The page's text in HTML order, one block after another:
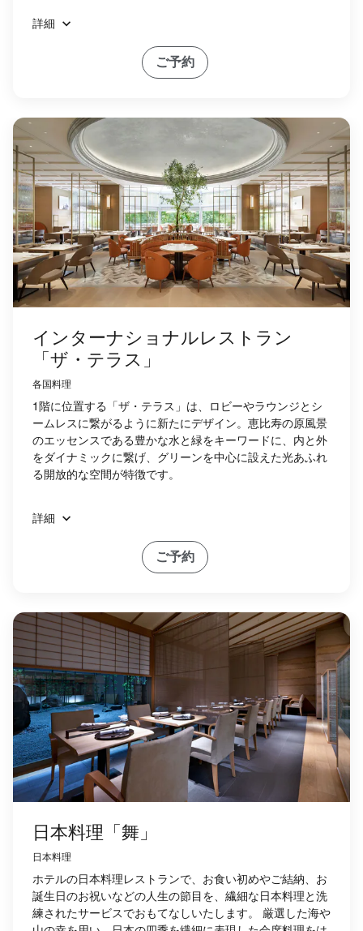
詳細
ご予約
インターナショナルレストラン
「ザ・テラス」
各国料理
1階に位置する「ザ・テラス」は、ロビーやラウンジとシ
ームレスに繋がるように新たにデザイン。恵比寿の原風景
のエッセンスである豊かな水と緑をキーワードに、内と外
をダイナミックに繋げ、グリーンを中心に設えた光あふれ
る開放的な空間が特徴です。
詳細
ご予約
日本料理「舞」
日本料理
ホテルの日本料理レストランで、お食い初めやご結納、お
誕生日のお祝いなどの人生の節目を、繊細な日本料理と洗
練されたサービスでおもてなしいたします。 厳選した海や